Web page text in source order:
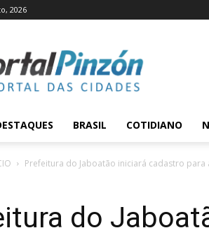
2026
BRASIL COTIDIANO
Prefeitura do Jaboatão iniciará cadastro para
do